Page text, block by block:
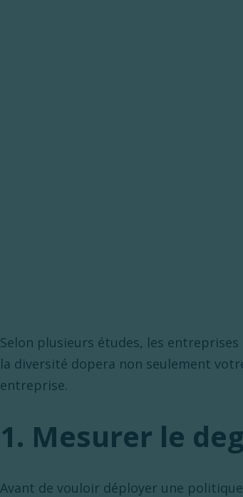
Selon plusieurs études, les
la diversité dopera non seulement
entreprise.
1. Mesurer le
Avant de vouloir déployer une politique